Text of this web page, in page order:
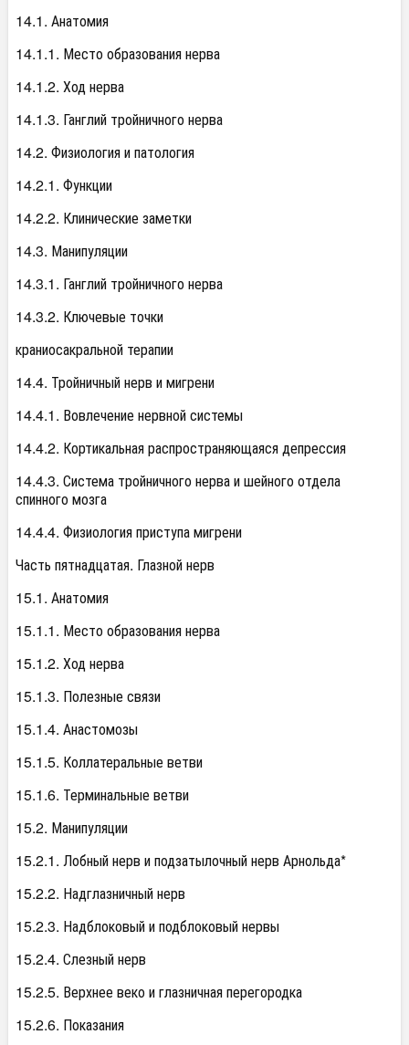
14.1. Анатомия
14.1.1. Место образования нерва
14.1.2. Ход нерва
14.1.3. Ганглий тройничного нерва
14.2. Физиология и патология
14.2.1. Функции
14.2.2. Клинические заметки
14.3. Манипуляции
14.3.1. Ганглий тройничного нерва
14.3.2. Ключевые точки
краниосакральной терапии
14.4. Тройничный нерв и мигрени
14.4.1. Вовлечение нервной системы
14.4.2. Кортикальная распространяющаяся депрессия
14.4.3. Система тройничного нерва и шейного отдела
спинного мозга
14.4.4. Физиология приступа мигрени
Часть пятнадцатая. Глазной нерв
15.1. Анатомия
15.1.1. Место образования нерва
15.1.2. Ход нерва
15.1.3. Полезные связи
15.1.4. Анастомозы
15.1.5. Коллатеральные ветви
15.1.6. Терминальные ветви
15.2. Манипуляции
15.2.1. Лобный нерв и подзатылочный нерв Арнольда*
15.2.2. Надглазничный нерв
15.2.3. Надблоковый и подблоковый нервы
15.2.4. Слезный нерв
15.2.5. Верхнее веко и глазничная перегородка
15.2.6. Показания